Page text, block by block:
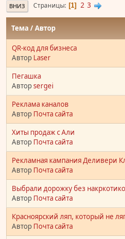
ВНИЗ Страницы 1 2 3
Тема /Автор
QR-код для бизнеса
Автор Laser
Пегашка
Авторsergei
Реклама каналов
Автор Почта сайта
Хиты продаж с Али
Автор Почта сайта
Рекламная кампания Деливери
Автор Почта сайта
Выбрали дорожку без
Автор Почта сайта
Красноярский ляп, который не
Автор Почта сайта